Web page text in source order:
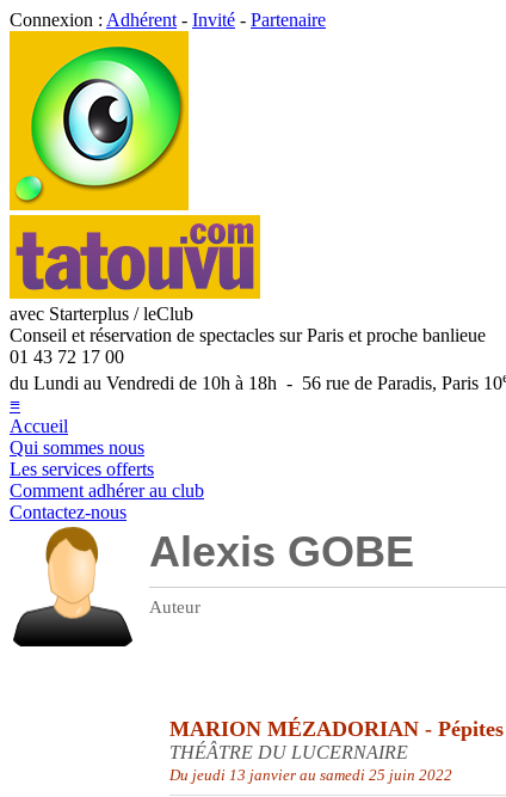
Connexion : Adhérent - Invité - Partenaire
avec Starterplus / leClub
Conseil et réservation de spectacles sur Paris et proche banlieue
01 43 72 17 00
du Lundi au Vendredi de 10h à 18h - 56 rue de Paradis, Paris 10
≡
Accueil
Qui sommes nous
Les services offerts
Comment adhérer au club
Contactez-nous
Alexis GOBE
Auteur
MARION MÉZADORIAN - Pépites
THÉÂTRE DU LUCERNAIRE
Du jeudi 13 janvier au samedi 25 juin 2022